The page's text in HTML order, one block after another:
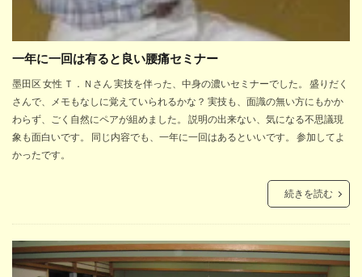
一年に一回は有ると良い腰痛セミナー
墨田区 女性 Ｔ．Ｎさん 実技を伴った、中身の濃いセミナーでした。 盛りだく
さんで、メモもなしに覚えていられるかな？ 実技も、面識の無い方にもかか
わらず、ごく自然にペアが組めました。 説明の出来ない、気になる不思議現
象も面白いです。 同じ内容でも、一年に一回はあるといいです。 参加してよ
かったです。
続きを読む